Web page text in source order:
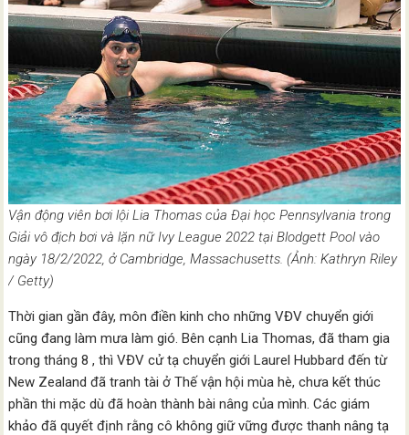
Vận động viên bơi lội Lia Thomas của Đại học Pennsylvania trong
Giải vô địch bơi và lặn nữ Ivy League 2022 tại Blodgett Pool vào
ngày 18/2/2022, ở Cambridge, Massachusetts. (Ảnh: Kathryn Riley
/ Getty)
Thời gian gần đây, môn điền kinh cho những VĐV chuyển giới
cũng đang làm mưa làm gió. Bên cạnh Lia Thomas, đã tham gia
trong tháng 8 , thì VĐV cử tạ chuyển giới Laurel Hubbard đến từ
New Zealand đã tranh tài ở Thế vận hội mùa hè, chưa kết thúc
phần thi mặc dù đã hoàn thành bài nâng của mình. Các giám
khảo đã quyết định rằng cô không giữ vững được thanh nâng tạ